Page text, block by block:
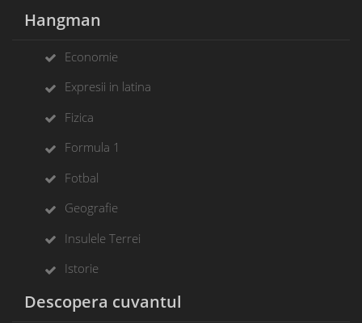
Hangman
Economie
Expresii in latina
Fizica
Formula 1
Fotbal
Geografie
Insulele Terrei
Istorie
Descopera cuvantul